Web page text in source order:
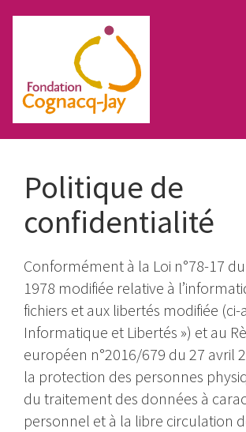
contenu
principal
Politique de
confidentialité
Conformément à la Loi n°78-17
1978 modifiée relative à
fichiers et aux libertés modifiée (ci-
Informatique et Libertés ») et au
européen n°2016/679 du 27 avril
la protection des personnes
du traitement des données à
personnel et à la libre circulation